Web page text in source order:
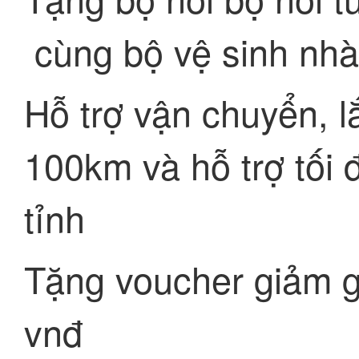
cùng bộ vệ sinh
Hỗ trợ vận chuyển,
100km và hỗ trợ tối
tỉnh
Tặng voucher giảm
vnđ